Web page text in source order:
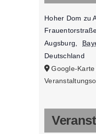
Hoher Dom zu
Augsburg,
Deutschland
Google-